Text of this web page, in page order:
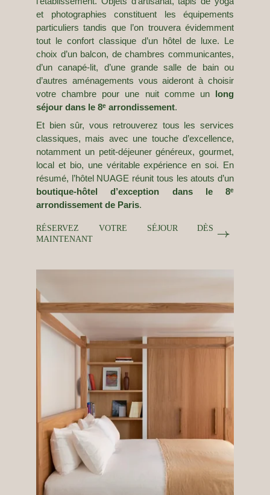
et photographies constituent les équipements
particuliers tandis que l’on trouvera évidemment
tout le confort classique d’un hôtel de luxe. Le
choix d’un balcon, de chambres communicantes,
d’un canapé-lit, d’une grande salle de bain ou
d’autres aménagements vous aideront à choisir
votre chambre pour une nuit comme un long
séjour dans le 8ᵉ arrondissement.
Et bien sûr, vous retrouverez tous les services
classiques, mais avec une touche d’excellence,
notamment un petit-déjeuner généreux, gourmet,
local et bio, une véritable expérience en soi. En
résumé, l’hôtel NUAGE réunit tous les atouts d’un
boutique-hôtel d’exception dans le 8ᵉ
arrondissement de Paris.
RÉSERVEZ VOTRE SÉJOUR DÈS
MAINTENANT
Revue de presse
CONTACT
30 Rue Jean Mermoz
T. +33 1 42 25 75 30
75008 France
info@nuage.paris